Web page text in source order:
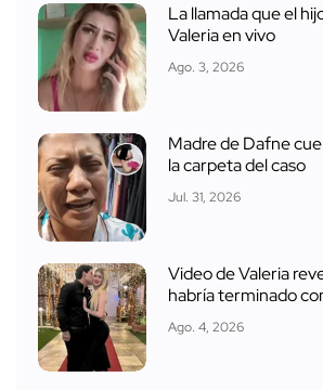
La llamada que el
Valeria en vivo
Ago. 3, 2026
Madre de Dafne
la carpeta del caso
Jul. 31, 2026
Video de Valeria
habría terminado
Ago. 4, 2026